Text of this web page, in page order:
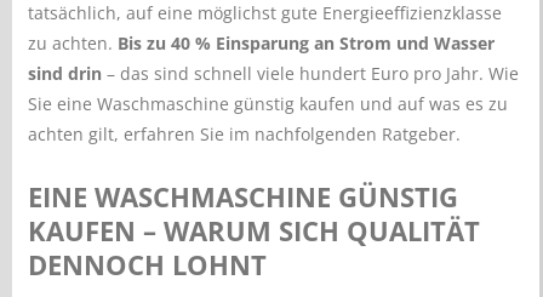
tatsächlich, auf eine möglichst gute Energieeffizienzklasse
zu achten. Bis zu 40 % Einsparung an Strom und Wasser
sind drin – das sind schnell viele hundert Euro pro Jahr. Wie
Sie eine Waschmaschine günstig kaufen und auf was es zu
achten gilt, erfahren Sie im nachfolgenden Ratgeber.
EINE WASCHMASCHINE GÜNSTIG
KAUFEN – WARUM SICH QUALITÄT
DENNOCH LOHNT